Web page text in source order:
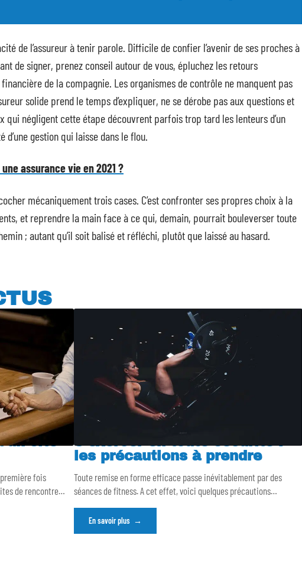
de l’assureur à tenir parole. Difficile de confier l’avenir de ses proches à
de signer, prenez conseil autour de vous, épluchez les retours
de la compagnie. Les organismes de contrôle ne manquent pas
solide prend le temps d’expliquer, ne se dérobe pas aux questions et
qui négligent cette étape découvrent parfois trop tard les lenteurs d’un
gestion qui laisse dans le flou.
assurance vie en 2021 ?
mécaniquement trois cases. C’est confronter ses propres choix à la
et reprendre la main face à ce qui, demain, pourrait bouleverser toute
; autant qu’il soit balisé et réfléchi, plutôt que laissé au hasard.
site
fois
de rencontre…
S’exercer en toute sécurité :
les précautions à prendre
Toute remise en forme efficace passe inévitablement par des
séances de fitness. A cet effet, voici quelques précautions…
En savoir plus